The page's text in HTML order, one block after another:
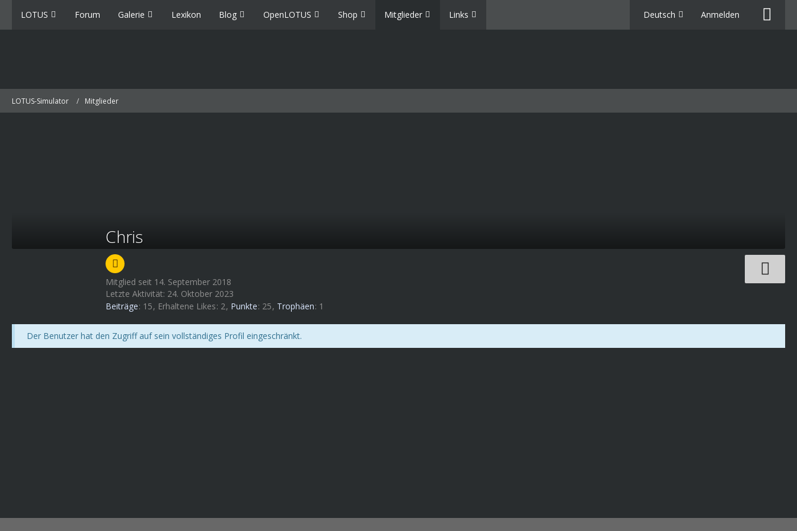
LOTUS Forum Galerie Lexikon Blog OpenLOTUS Shop Mitglieder Links Deutsch Anmelden
LOTUS-Simulator Mitglieder
Chris
Mitglied seit 14. September 2018
Letzte Aktivität: 24. Oktober 2023
Beiträge 15 Erhaltene Likes 2 Punkte 25 Trophäen 1
Der Benutzer hat den Zugriff auf sein vollständiges Profil eingeschränkt.